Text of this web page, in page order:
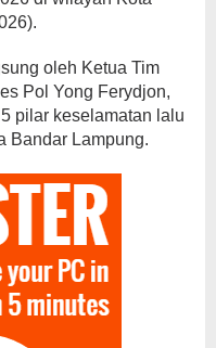
oleh Ketua Tim
Pol Yong Ferydjon,
pilar keselamatan lalu
Bandar Lampung.